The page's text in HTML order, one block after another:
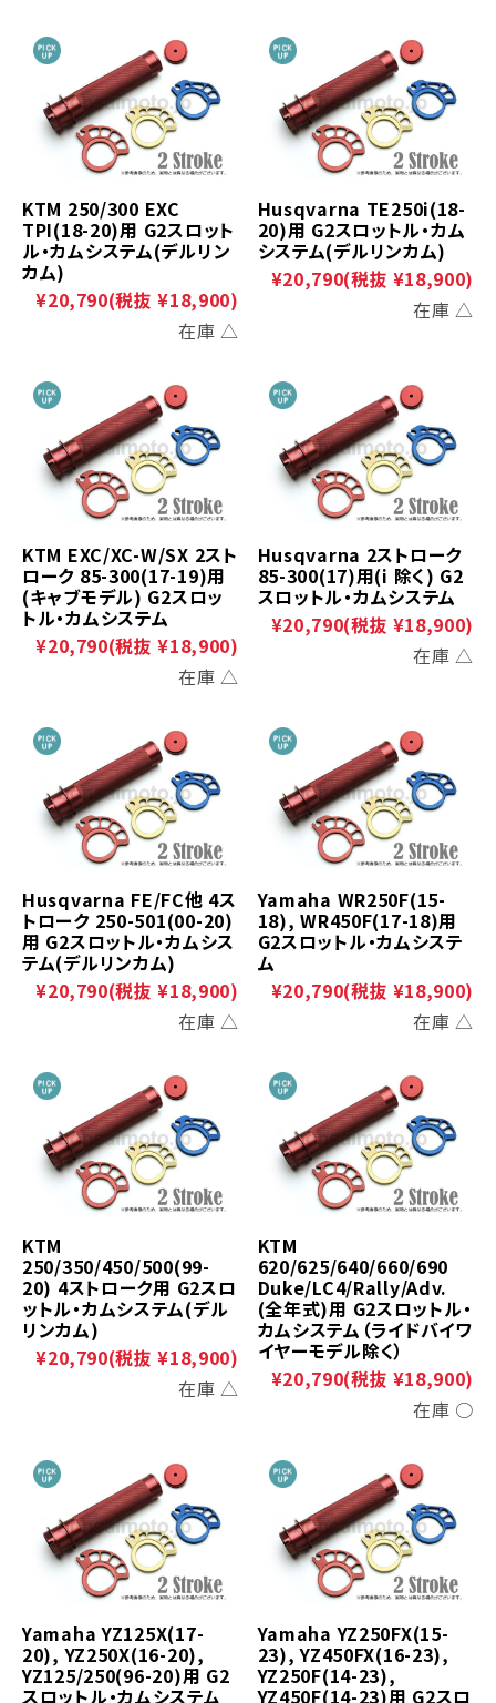
KTM 250/300 EXC
TPI(18-20)用 G2スロット
ル・カムシステム(デルリン
カム)
¥20,790(税抜 ¥18,900)
在庫 △
Husqvarna TE250i(18-
20)用 G2スロットル・カム
システム(デルリンカム)
¥20,790(税抜 ¥18,900)
在庫 △
KTM EXC/XC-W/SX 2スト
ローク 85-300(17-19)用
(キャブモデル) G2スロッ
トル・カムシステム
¥20,790(税抜 ¥18,900)
在庫 △
Husqvarna 2ストローク
85-300(17)用(i 除く) G2
スロットル・カムシステム
¥20,790(税抜 ¥18,900)
在庫 △
Husqvarna FE/FC他 4ス
トローク 250-501(00-20)
用 G2スロットル・カムシス
テム(デルリンカム)
¥20,790(税抜 ¥18,900)
在庫 △
Yamaha WR250F(15-
18), WR450F(17-18)用
G2スロットル・カムシステ
ム
¥20,790(税抜 ¥18,900)
在庫 △
KTM
250/350/450/500(99-
20) 4ストローク用 G2スロ
ットル・カムシステム(デル
リンカム)
¥20,790(税抜 ¥18,900)
在庫 △
KTM
620/625/640/660/690
Duke/LC4/Rally/Adv.
(全年式)用 G2スロットル・
カムシステム（ライドバイワ
イヤーモデル除く）
¥20,790(税抜 ¥18,900)
在庫 ○
Yamaha YZ125X(17-
20), YZ250X(16-20),
YZ125/250(96-20)用 G2
スロットル・カムシステム
Yamaha YZ250FX(15-
23), YZ450FX(16-23),
YZ250F(14-23),
YZ450F(14-23)用 G2スロ